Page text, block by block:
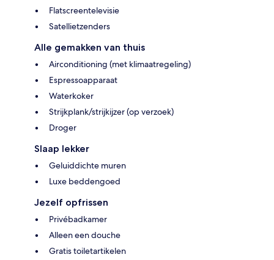
Flatscreentelevisie
Satellietzenders
Alle gemakken van thuis
Airconditioning (met klimaatregeling)
Espressoapparaat
Waterkoker
Strijkplank/strijkijzer (op verzoek)
Droger
Slaap lekker
Geluiddichte muren
Luxe beddengoed
Jezelf opfrissen
Privébadkamer
Alleen een douche
Gratis toiletartikelen